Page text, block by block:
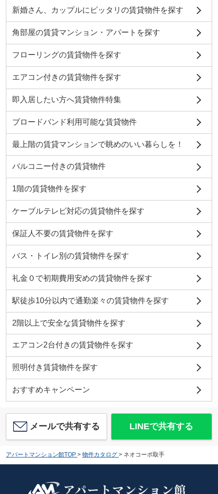
新婚さん、カップルにピッタリの賃貸物件を探す
角部屋の賃貸マンション・アパートを探す
フローリングの賃貸物件を探す
エアコン付きの賃貸物件を探す
即入居したい方へ賃貸物件特集
ブロードバンド利用可能な賃貸物件
最上階の賃貸マンションで眺めのいい暮らしを！
バルコニー付きの賃貸物件
1階の賃貸物件を探す
ケーブルテレビ対応の賃貸物件を探す
保証人不要の賃貸物件を探す
バス・トイレ別の賃貸物件を探す
礼金０で初期費用安めの賃貸物件を探す
駅徒歩10分以内で通勤楽々の賃貸物件を探す
2階以上で安全な賃貸物件を探す
エアコン2台付きの賃貸物件を探す
照明付き賃貸物件を探す
おすすめキャンペーン
メールで共有する LINEで共有する
アパートマンション館TOP > 物件カタログ > ネオコーポ取手